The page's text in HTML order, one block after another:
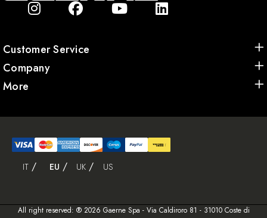
Customer Service
Company
More
IT EU UK US
All right reserved: ® 2026 Gaerne Spa - Via Caldiroro 81 - 31010 Coste di